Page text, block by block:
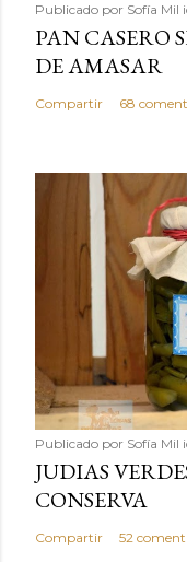
Publicado por Sofía Mil
PAN CASERO
DE AMASAR
Compartir 68
Publicado por Sofía Mil
JUDIAS
CONSERVA
Compartir 52